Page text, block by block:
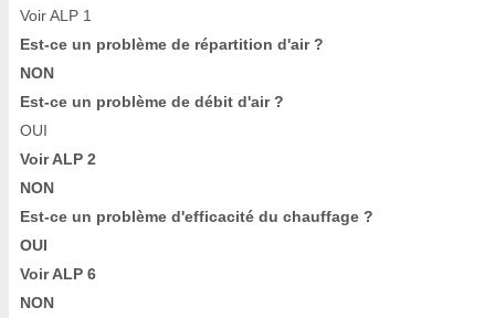
Voir ALP 1
Est-ce un problème de répartition d'air ?
NON
Est-ce un problème de débit d'air ?
OUI
Voir ALP 2
NON
Est-ce un problème d'efficacité du chauffage ?
OUI
Voir ALP 6
NON